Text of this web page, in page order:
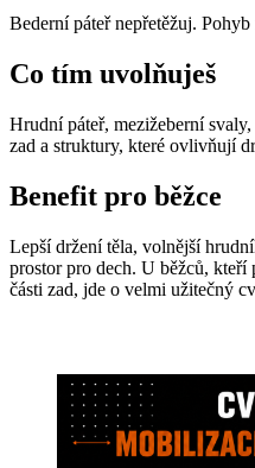
Bederní páteř nepřetěžuj.
Co tím uvolňuješ
Hrudní páteř, mezižeberní
zad a struktury, které ovlivňují
Benefit pro běžce
Lepší držení těla, volnější
prostor pro dech. U běžců,
části zad, jde o velmi užitečný